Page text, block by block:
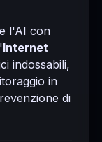
l'AI con
Internet
indossabili,
in
di